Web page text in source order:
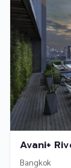
Avani+
Bangkok